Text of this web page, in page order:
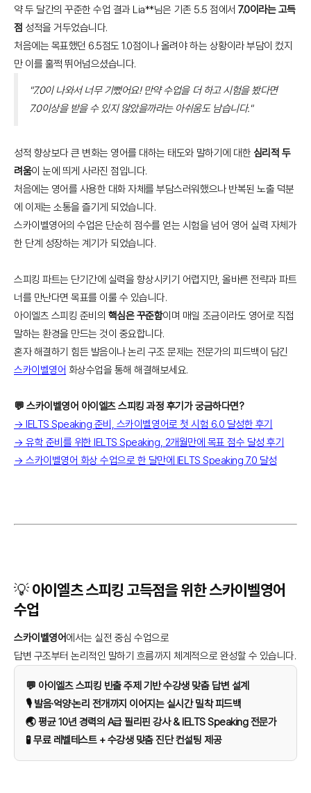
약 두 달간의 꾸준한 수업 결과 Lia**님은 기존 5.5 점에서7.0이라는 고득
점 성적을 거두었습니다.
처음에는 목표했던 6.5점도 1.0점이나 올려야 하는 상황이라 부담이 컸지
만 이를 훌쩍 뛰어넘으셨습니다.
"7.0이 나와서 너무 기뻤어요! 만약 수업을 더 하고 시험을 봤다면
7.0이상을 받을 수 있지 않았을까라는 아쉬움도 남습니다."
성적 향상보다 큰 변화는 영어를 대하는 태도와 말하기에 대한 심리적 두
려움이 눈에 띄게 사라진 점입니다.
처음에는 영어를 사용한 대화 자체를 부담스러워했으나 반복된 노출 덕분
에 이제는 소통을 즐기게 되었습니다.
스카이벨영어의 수업은 단순히 점수를 얻는 시험을 넘어 영어 실력 자체가
한 단계 성장하는 계기가 되었습니다.
스피킹 파트는 단기간에 실력을 향상시키기 어렵지만, 올바른 전략과 파트
너를 만난다면 목표를 이룰 수 있습니다.
아이엘츠 스피킹 준비의 핵심은 꾸준함이며 매일 조금이라도 영어로 직접
말하는 환경을 만드는 것이 중요합니다.
혼자 해결하기 힘든 발음이나 논리 구조 문제는 전문가의 피드백이 담긴
스카이벨영어 화상수업을 통해 해결해보세요.
💬 스카이벨영어 아이엘츠 스피킹 과정 후기가 궁금하다면?
→ IELTS Speaking 준비, 스카이벨영어로 첫 시험 6.0 달성한 후기
→ 유학 준비를 위한 IELTS Speaking, 2개월만에 목표 점수 달성 후기
→ 스카이벨영어 화상 수업으로 한 달만에 IELTS Speaking 7.0 달성
💡 아이엘츠 스피킹 고득점을 위한 스카이벨영어
수업
스카이벨영어에서는 실전 중심 수업으로
답변 구조부터 논리적인 말하기 흐름까지 체계적으로 완성할 수 있습니다.
💬 아이엘츠 스피킹 빈출 주제 기반 수강생 맞춤 답변 설계
🎙️ 발음·억양·논리 전개까지 이어지는 실시간 밀착 피드백
🌏 평균 10년 경력의 A급 필리핀 강사 & IELTS Speaking 전문가
🧪 무료 레벨테스트 + 수강생 맞춤 진단 컨설팅 제공